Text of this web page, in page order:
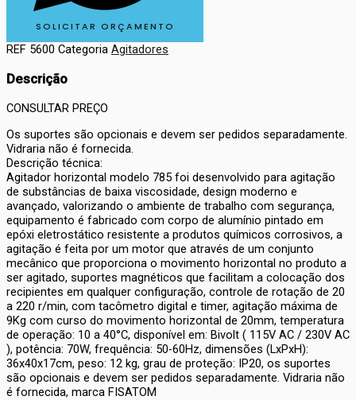
SOLICITAR ORÇAMENTO
REF 5600 Categoria Agitadores
Descrição
CONSULTAR PREÇO
Os suportes são opcionais e devem ser pedidos separadamente.
Vidraria não é fornecida.
Descrição técnica:
Agitador horizontal modelo 785 foi desenvolvido para agitação
de substâncias de baixa viscosidade, design moderno e
avançado, valorizando o ambiente de trabalho com segurança,
equipamento é fabricado com corpo de alumínio pintado em
epóxi eletrostático resistente a produtos químicos corrosivos, a
agitação é feita por um motor que através de um conjunto
mecânico que proporciona o movimento horizontal no produto a
ser agitado, suportes magnéticos que facilitam a colocação dos
recipientes em qualquer configuração, controle de rotação de 20
a 220 r/min, com tacômetro digital e timer, agitação máxima de
9Kg com curso do movimento horizontal de 20mm, temperatura
de operação: 10 a 40°C, disponível em: Bivolt ( 115V AC / 230V AC
), potência: 70W, frequência: 50-60Hz, dimensões (LxPxH):
36x40x17cm, peso: 12 kg, grau de proteção: IP20, os suportes
são opcionais e devem ser pedidos separadamente. Vidraria não
é fornecida, marca FISATOM